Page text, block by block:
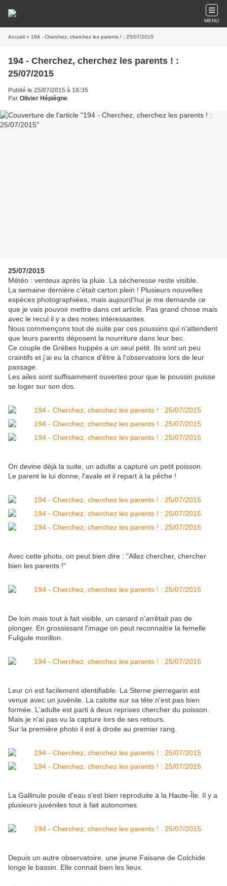
MENU
Accueil » 194 - Cherchez, cherchez les parents ! : 25/07/2015
194 - Cherchez, cherchez les parents ! :
25/07/2015
Publié le 25/07/2015 à 18:35
Par Olivier Hépiègne
25/07/2015
Météo : venteux après la pluie. La sécheresse reste visible.
La semaine dernière c'était carton plein ! Plusieurs nouvelles
espèces photographiées, mais aujourd'hui je me demande ce
que je vais pouvoir mettre dans cet article. Pas grand chose mais
avec le recul il y a des notes intéressantes.
Nous commençons tout de suite par ces poussins qui n'attendent
que leurs parents déposent la nourriture dans leur bec.
Ce couple de Grèbes huppés a un seul petit. Ils sont un peu
craintifs et j'ai eu la chance d'être à l'observatoire lors de leur
passage.
Les ailes sont suffisamment ouvertes pour que le poussin puisse
se loger sur son dos.
On devine déjà la suite, un adulte a capturé un petit poisson.
Le parent le lui donne, l'avale et il repart à la pêche !
Avec cette photo, on peut bien dire : "Allez chercher, chercher
bien les parents !"
De loin mais tout à fait visible, un canard n'arrêtait pas de
plonger. En grossissant l'image on peut reconnaitre la femelle
Fuligule morillon.
Leur cri est facilement identifiable. La Sterne pierregarin est
venue avec un juvénile. La calotte sur sa tête n'est pas bien
formée. L'adulte est parti à deux reprises chercher du poisson.
Mais je n'ai pas vu la capture lors de ses retours.
Sur la première photo il est à droite au premier rang.
La Gallinule poule d'eau s'est bien reproduite à la Haute-Île. Il y a
plusieurs juvéniles tout à fait autonomes.
Depuis un autre observatoire, une jeune Faisane de Colchide
longe le bassin. Elle connait bien les lieux.